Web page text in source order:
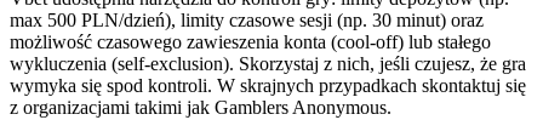
max 500 PLN/dzień), limity czasowe sesji (np. 30 minut) oraz
możliwość czasowego zawieszenia konta (cool-off) lub stałego
wykluczenia (self-exclusion). Skorzystaj z nich, jeśli czujesz, że gra
wymyka się spod kontroli. W skrajnych przypadkach skontaktuj się
z organizacjami takimi jak Gamblers Anonymous.